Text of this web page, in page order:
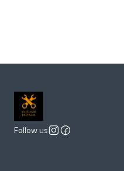
Follow us